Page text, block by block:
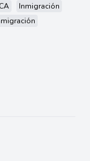
Inmigración